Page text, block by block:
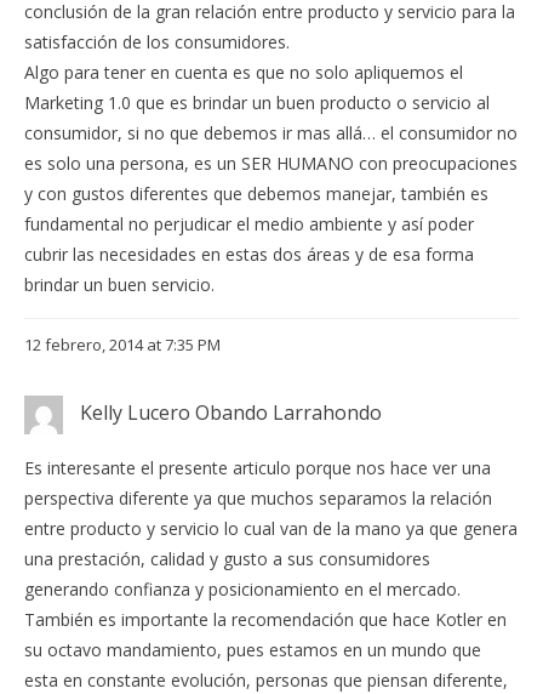
conclusión de la gran relación entre producto y servicio para la
satisfacción de los consumidores.
Algo para tener en cuenta es que no solo apliquemos el
Marketing 1.0 que es brindar un buen producto o servicio al
consumidor, si no que debemos ir mas allá… el consumidor no
es solo una persona, es un SER HUMANO con preocupaciones
y con gustos diferentes que debemos manejar, también es
fundamental no perjudicar el medio ambiente y así poder
cubrir las necesidades en estas dos áreas y de esa forma
brindar un buen servicio.
12 febrero, 2014 at 7:35 PM
Kelly Lucero Obando Larrahondo
Es interesante el presente articulo porque nos hace ver una
perspectiva diferente ya que muchos separamos la relación
entre producto y servicio lo cual van de la mano ya que genera
una prestación, calidad y gusto a sus consumidores
generando confianza y posicionamiento en el mercado.
También es importante la recomendación que hace Kotler en
su octavo mandamiento, pues estamos en un mundo que
esta en constante evolución, personas que piensan diferente,